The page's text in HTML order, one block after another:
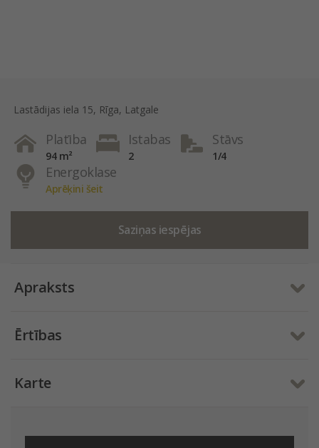
Lastādijas iela 15, Rīga, Latgale
Platība
94 m²
Istabas
2
Stāvs
1/4
Energoklase
Aprēķini šeit
Saziņas iespējas
Apraksts
Ērtības
Karte